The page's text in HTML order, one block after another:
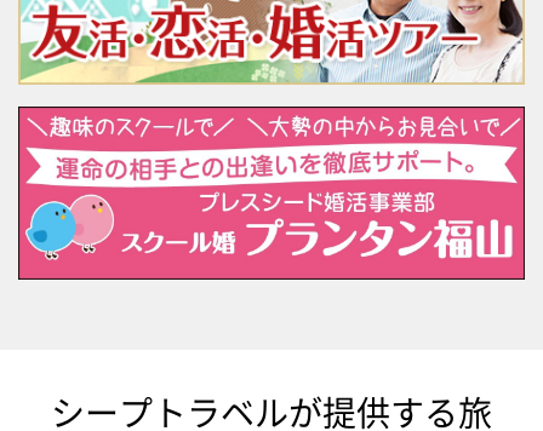
シープトラベルが提供する旅